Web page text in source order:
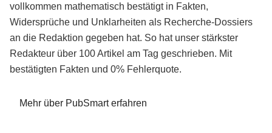
vollkommen mathematisch bestätigt in Fakten,
Widersprüche und Unklarheiten als Recherche-Dossiers
an die Redaktion gegeben hat. So hat unser stärkster
Redakteur über 100 Artikel am Tag geschrieben. Mit
bestätigten Fakten und 0% Fehlerquote.
Mehr über PubSmart erfahren